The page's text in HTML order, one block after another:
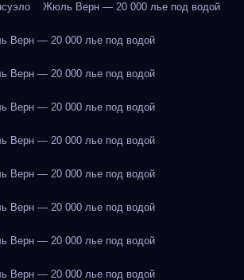
Жюль Верн — 20 000 лье под водой
Верн — 20 000 лье под водой
Верн — 20 000 лье под водой
Верн — 20 000 лье под водой
Верн — 20 000 лье под водой
Верн — 20 000 лье под водой
Верн — 20 000 лье под водой
Верн — 20 000 лье под водой
Верн — 20 000 лье под водой